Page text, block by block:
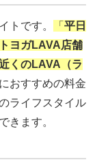
トです。 「 平日
ヨガLAVA店舗
くのLAVA（ラ
におすすめの料金
ライフスタイル
きます。